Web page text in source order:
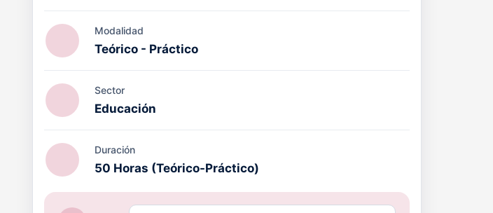
Modalidad
Teórico - Práctico
Sector
Educación
Duración
50 Horas (Teórico-Práctico)